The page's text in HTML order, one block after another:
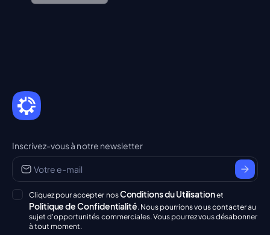
Inscrivez-vous à notre newsletter
Cliquez pour accepter nosConditions du Utilisationet
Politique de Confidentialité. Nous pourrions vous contacter au
sujet d'opportunités commerciales. Vous pourrez vous désabonner
à tout moment.